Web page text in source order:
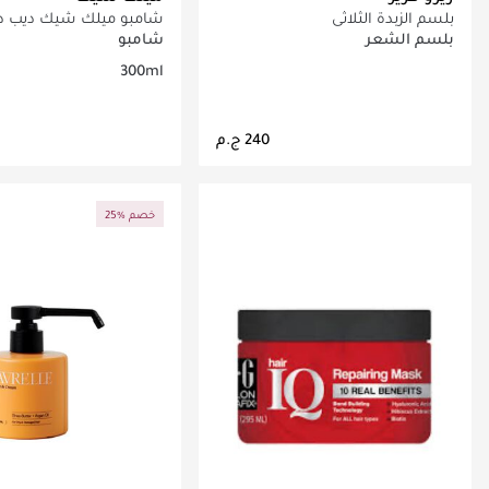
بلسم الزبدة الثلاثي
بلسم الشعر
شامبو ميلك شيك ديب
300 مل
شامبو
300ml
25% خصم